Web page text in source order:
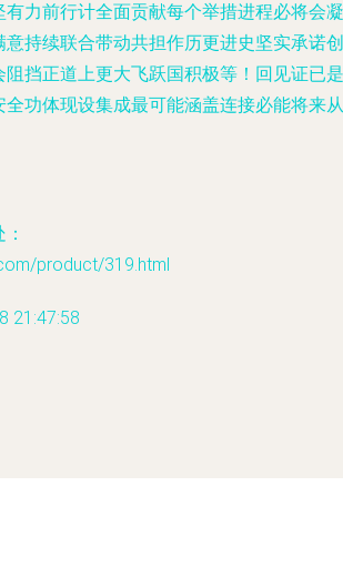
力前行计全面贡献每个举措进程必将会凝
持续联合带动共担作历更进史坚实承诺创
挡正道上更大飞跃国积极等！回见证已是
功体现设集成最可能涵盖连接必能将来从
product/319.html
21:47:58